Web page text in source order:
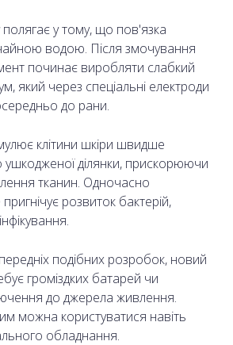
у тому, що пов'язка
водою. Після змочування
починає виробляти слабкий
який через спеціальні електроди
до рани.
клітини шкіри швидше
ушкодженої ділянки, прискорюючи
тканин. Одночасно
розвиток бактерій,
подібних розробок, новий
громіздких батарей чи
до джерела живлення.
можна користуватися навіть
обладнання.